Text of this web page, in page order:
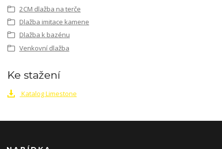
2CM dlažba na terče
Dlažba imitace kamene
Dlažba k bazénu
Venkovní dlažba
Ke stažení
Katalog Limestone